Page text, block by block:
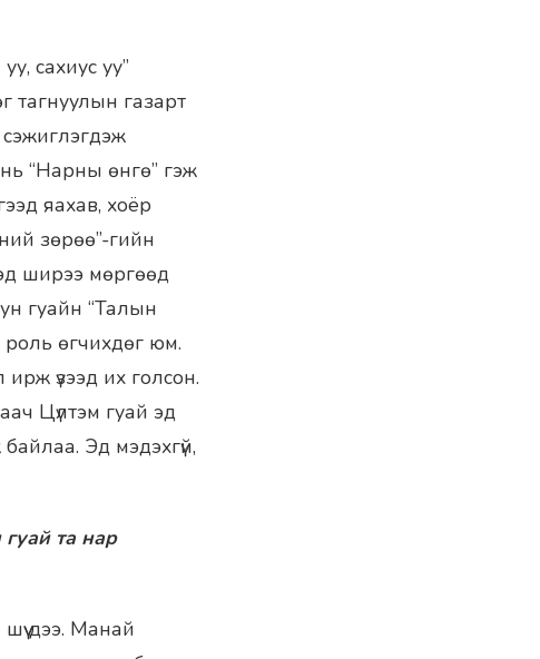
сахиус уу”
тагнуулын газарт
“Нарны өнгө” гэж
яахав, хоёр
зөрөө”-гийн
ширээ мөргөөд
гуайн “Талын
өгчихдөг юм.
үзээд их голсон.
Цүлтэм гуай эд
Эд мэдэхгүй,
та нар
дээ. Манай